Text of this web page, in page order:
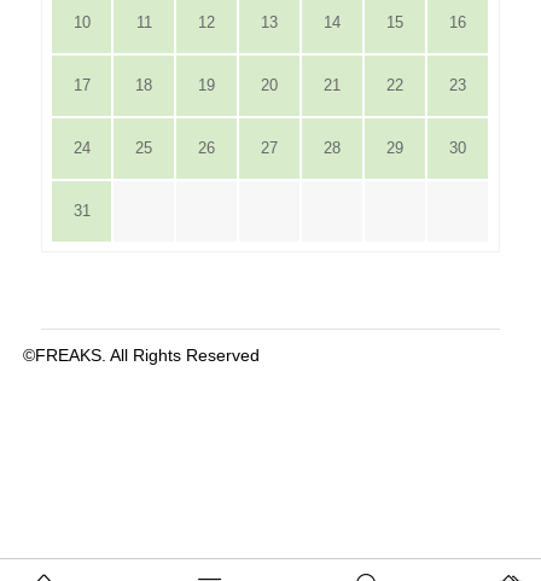
10 11 12 13 14 15 16
17 18 19 20 21 22 23
24 25 26 27 28 29 30
31
©FREAKS. All Rights Reserved